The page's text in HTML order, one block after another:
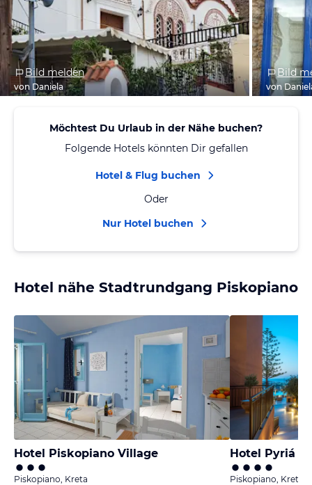
Bild melden
von Daniela
Bild
von
Möchtest Du Urlaub in der Nähe buchen?
Folgende Hotels könnten Dir gefallen
Hotel & Flug buchen
Oder
Nur Hotel buchen
Hotel nähe Stadtrundgang Piskopiano
Hotel Piskopiano Village
Piskopiano, Kreta
Hotel Pyriá
Piskopiano, Kreta